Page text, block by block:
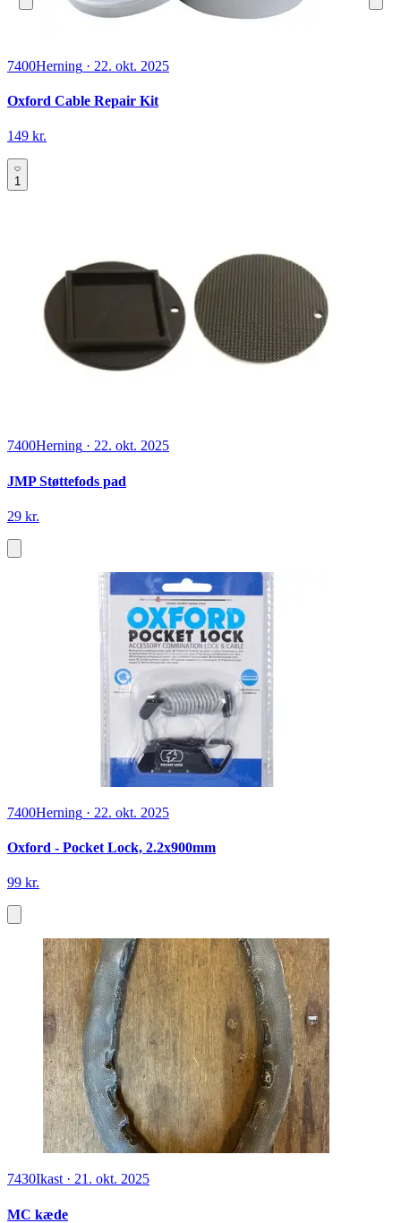
7400Herning · 22. okt. 2025
Oxford Cable Repair Kit
149 kr.
1
7400Herning · 22. okt. 2025
JMP Støttefods pad
29 kr.
7400Herning · 22. okt. 2025
Oxford - Pocket Lock, 2.2x900mm
99 kr.
7430Ikast· 21. okt. 2025
MC kæde